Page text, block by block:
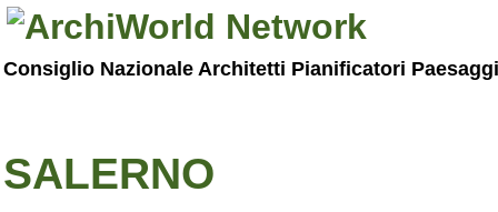
Consiglio Nazionale Architetti Pianificatori
SALERNO